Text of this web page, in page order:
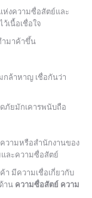
ห่งความซื่อสัตย์และ
เนื้อเชื่อใจ
ำมาค้าขึ้น
กล้าหาญ เชื่อกันว่า
ภัยมักเคารพนับถือ
วามหรือสำนักงานของ
ละความซื่อสัตย์
า มีความเชื่อเกี่ยวกับ
าน ความซื่อสัตย์ ความ